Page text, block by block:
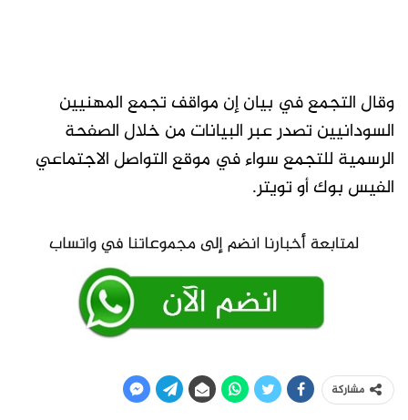
وقال التجمع في بيان إن مواقف تجمع المهنيين
السودانيين تصدر عبر البيانات من خلال الصفحة
الرسمية للتجمع سواء في موقع التواصل الاجتماعي
الفيس بوك أو تويتر.
مشاركة